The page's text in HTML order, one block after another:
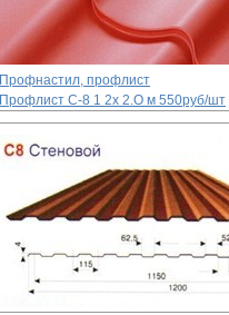
Профнастил, профлист
Профлист С-8 1 2x 2.О м 550руб/шт